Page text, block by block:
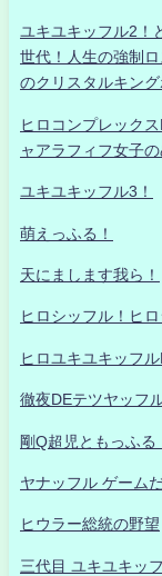
ユキユキッフル2！
世代！人生の強制
のクリスタルキン
ヒロコンプレック
ャアラフィフ女子
ユキユキッフル3！
萌えっふる！
天にまします我ら！
ヒロシッフル！ヒ
ヒロユキユキッフ
徹夜DEテツヤッフ
剛Q超児ともっふる
ヤナッフル ゲーム
ヒウラー総統の野望
三代目 ユキユキッ